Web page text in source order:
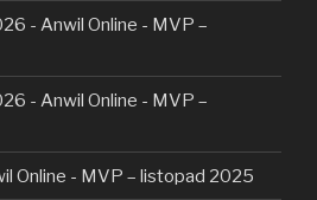
- Anwil Online - MVP –
- Anwil Online - MVP –
Online - MVP – listopad 2025